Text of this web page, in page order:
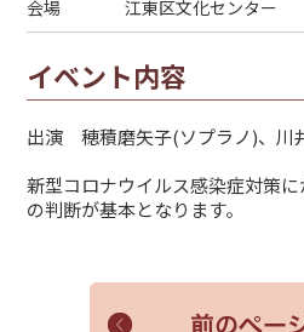
会場 江東区文化センタ
イベント内容
出演 穂積磨矢子(ソプラノ)、
新型コロナウイルス感染症対策
の判断が基本となります。